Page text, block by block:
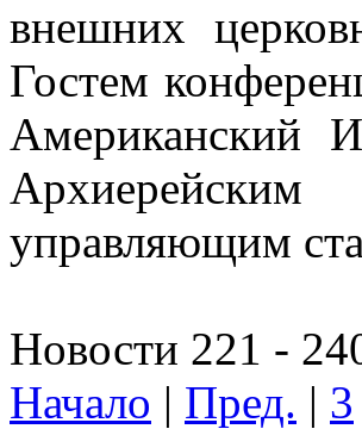
внешних
Гостем
Американский
управляющим
Новости 221 -
Начало | Пред. | 3